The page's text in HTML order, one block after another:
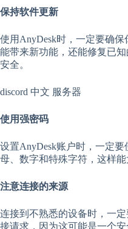
保持软件更新
使用AnyDesk时，一定要确
能带来新功能，还能修复已
安全。
discord 中文 服务器
使用强密码
设置AnyDesk账户时，一定
母、数字和特殊字符，这样能
注意连接的来源
连接到不熟悉的设备时，一
接请求，因为这可能是一个安